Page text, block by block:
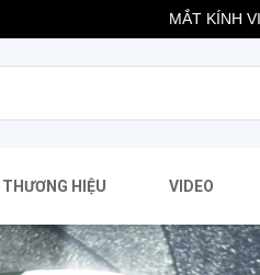
MẮT KÍNH VIỆT, HỆ
THƯƠNG HIỆU VIDEO